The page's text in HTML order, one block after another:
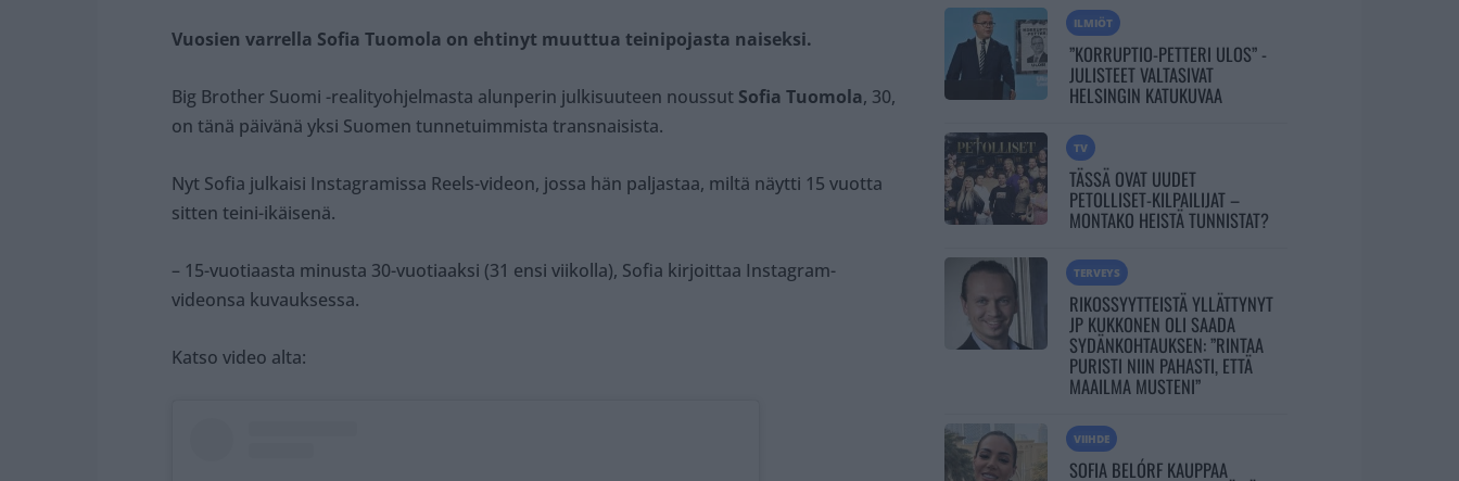
Vuosien varrella Sofia Tuomola on ehtinyt muuttua teinipojasta naiseksi.
Big Brother Suomi -realityohjelmasta alunperin julkisuuteen noussut Sofia Tuomola, 30,
on tänä päivänä yksi Suomen tunnetuimmista transnaisista.
Nyt Sofia julkaisi Instagramissa Reels-videon, jossa hän paljastaa, miltä näytti 15 vuotta
sitten teini-ikäisenä.
– 15-vuotiaasta minusta 30-vuotiaaksi (31 ensi viikolla), Sofia kirjoittaa Instagram-
videonsa kuvauksessa.
Katso video alta:
ILMIÖT
”KORRUPTIO-PETTERI ULOS” -
JULISTEET VALTASIVAT
HELSINGIN KATUKUVAA
TV
TÄSSÄ OVAT UUDET
PETOLLISET-KILPAILIJAT –
MONTAKO HEISTÄ TUNNISTAT?
TERVEYS
RIKOSSYYTTEISTÄ YLLÄTTYNYT
JP KUKKONEN OLI SAADA
SYDÄNKOHTAUKSEN: ”RINTAA
PURISTI NIIN PAHASTI, ETTÄ
MAAILMA MUSTENI”
VIIHDE
SOFIA BELÓRF KAUPPAA